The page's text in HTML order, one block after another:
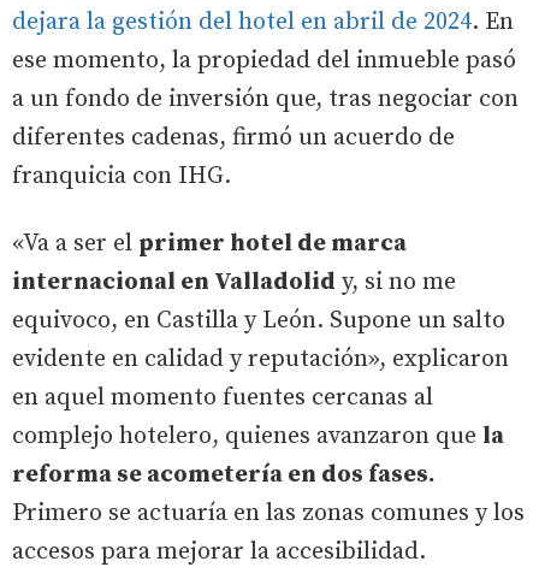
dejara la gestión del hotel en abril de 2024. En
ese momento, la propiedad del inmueble pasó
a un fondo de inversión que, tras negociar con
diferentes cadenas, firmó un acuerdo de
franquicia con IHG.
«Va a ser el primer hotel de marca
internacional en Valladolid y, si no me
equivoco, en Castilla y León. Supone un salto
evidente en calidad y reputación», explicaron
en aquel momento fuentes cercanas al
complejo hotelero, quienes avanzaron que la
reforma se acometería en dos fases.
Primero se actuaría en las zonas comunes y los
accesos para mejorar la accesibilidad.